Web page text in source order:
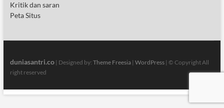
Kritik dan saran
Peta Situs
duniasantri.co| Designed by: Theme Freesia| WordPress| © Copyright All
right reserved